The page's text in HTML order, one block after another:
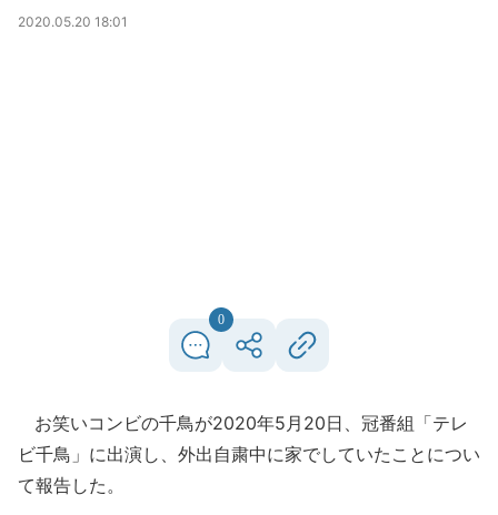
2020.05.20 18:01
0
お笑いコンビの千鳥が2020年5月20日、冠番組「テレ
ビ千鳥」に出演し、外出自粛中に家でしていたことについ
て報告した。